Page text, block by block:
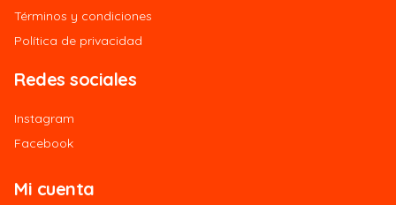
Términos y condiciones
Política de privacidad
Redes sociales
Instagram
Facebook
Mi cuenta